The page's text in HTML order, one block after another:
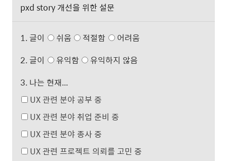
pxd story 개선을 위한 설문
1. 글이 쉬움 적절함
어려움
2. 글이
유익함
유익하지 않음
3. 나는 현재...
UX 관련 분야 공부 중
UX 관련 분야 취업 준비 중
UX 관련 분야 종사 중
UX 관련 프로젝트 의뢰를 고민 중